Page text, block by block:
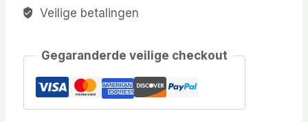
Veilige betalingen
Gegaranderde veilige checkout